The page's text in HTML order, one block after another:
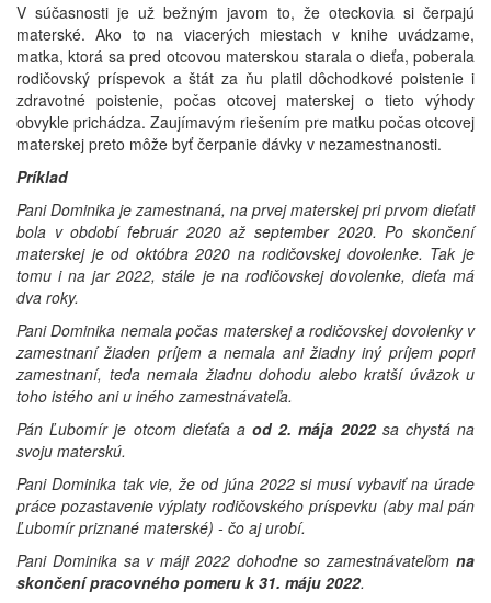
V súčasnosti je už bežným javom to, že oteckovia si čerpajú
materské. Ako to na viacerých miestach v knihe uvádzame,
matka, ktorá sa pred otcovou materskou starala o dieťa, poberala
rodičovský príspevok a štát za ňu platil dôchodkové poistenie i
zdravotné poistenie, počas otcovej materskej o tieto výhody
obvykle prichádza. Zaujímavým riešením pre matku počas otcovej
materskej preto môže byť čerpanie dávky v nezamestnanosti.
Príklad
Pani Dominika je zamestnaná, na prvej materskej pri prvom dieťati
bola v období február 2020 až september 2020. Po skončení
materskej je od októbra 2020 na rodičovskej dovolenke. Tak je
tomu i na jar 2022, stále je na rodičovskej dovolenke, dieťa má
dva roky.
Pani Dominika nemala počas materskej a rodičovskej dovolenky v
zamestnaní žiaden príjem a nemala ani žiadny iný príjem popri
zamestnaní, teda nemala žiadnu dohodu alebo kratší úväzok u
toho istého ani u iného zamestnávateľa.
Pán Ľubomír je otcom dieťaťa a od 2. mája 2022sa chystá na
svoju materskú.
Pani Dominika tak vie, že od júna 2022 si musí vybaviť na úrade
práce pozastavenie výplaty rodičovského príspevku (aby mal pán
Ľubomír priznané materské) - čo aj urobí.
Pani Dominika sa v máji 2022 dohodne so zamestnávateľom na
skončení pracovného pomeru k 31. máju 2022.